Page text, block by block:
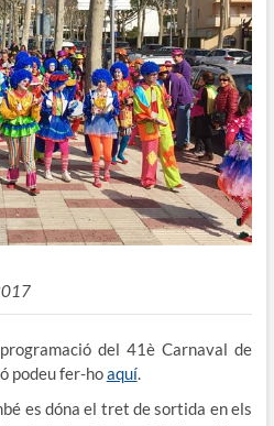
del 41è Carnaval de
podeu fer-hoaquí.
es dóna el tret de sortida en els